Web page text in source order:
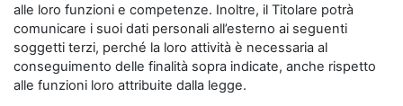
alle loro funzioni e competenze. Inoltre, il Titolare potrà
comunicare i suoi dati personali all’esterno ai seguenti
soggetti terzi, perché la loro attività è necessaria al
conseguimento delle finalità sopra indicate, anche rispetto
alle funzioni loro attribuite dalla legge.